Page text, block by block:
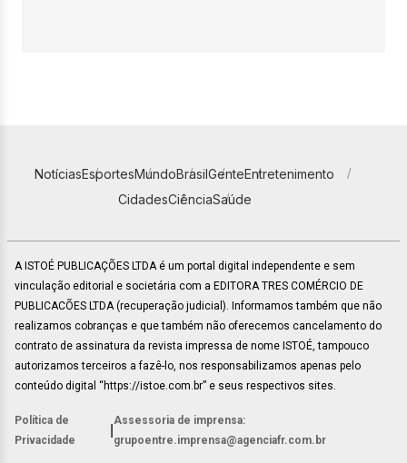
NotíciasEsportesMundoBrasilGenteEntretenimento
CidadesCiênciaSaúde
A ISTOÉ PUBLICAÇÕES LTDA é um portal digital independente e sem
vinculação editorial e societária com a EDITORA TRES COMÉRCIO DE
PUBLICACÕES LTDA (recuperação judicial). Informamos também que não
realizamos cobranças e que também não oferecemos cancelamento do
contrato de assinatura da revista impressa de nome ISTOÉ, tampouco
autorizamos terceiros a fazê-lo, nos responsabilizamos apenas pelo
conteúdo digital “https://istoe.com.br” e seus respectivos sites.
Política de
Privacidade
Assessoria de imprensa:
grupoentre.imprensa@agenciafr.com.br